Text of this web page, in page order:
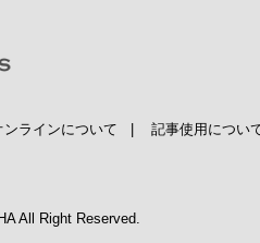
ラインについて 記事使用につい
All Right Reserved.